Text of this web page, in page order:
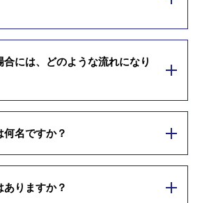
には、どのような流れになり
名ですか？
りますか？